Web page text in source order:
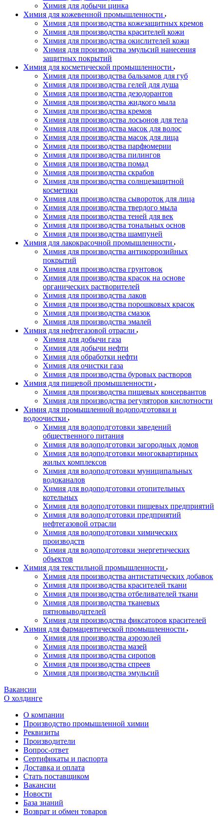
Химия для добычи цинка
Химия для кожевенной промышленности
Химия для производства кожезащитных кремов
Химия для производства красителей кожи
Химия для производства окислителей кожи
Химия для производства эмульсий нанесения
защитных покрытий
Химия для косметической промышленности
Химия для производства бальзамов для губ
Химия для производства гелей для душа
Химия для производства дезодорантов
Химия для производства жидкого мыла
Химия для производства кремов
Химия для производства лосьонов для тела
Химия для производства масок для волос
Химия для производства масок для лица
Химия для производства парфюмерии
Химия для производства пилингов
Химия для производства помад
Химия для производства скрабов
Химия для производства солнцезащитной
косметики
Химия для производства сывороток для лица
Химия для производства твердого мыла
Химия для производства теней для век
Химия для производства тональных основ
Химия для производства шампуней
Химия для лакокрасочной промышленности
Химия для производства антикоррозийных
покрытий
Химия для производства грунтовок
Химия для производства красок на основе
органических растворителей
Химия для производства лаков
Химия для производства порошковых красок
Химия для производства смазок
Химия для производства эмалей
Химия для нефтегазовой отрасли
Химия для добычи газа
Химия для добычи нефти
Химия для обработки нефти
Химия для очистки газа
Химия для производства буровых растворов
Химия для пищевой промышленности
Химия для производства пищевых консервантов
Химия для производства регуляторов кислотности
Химия для промышленной водоподготовки и
водоочистки
Химия для водоподготовки заведений
общественного питания
Химия для водоподготовки загородных домов
Химия для водоподготовки многоквартирных
жилых комплексов
Химия для водоподготовки муниципальных
водоканалов
Химия для водоподготовки отопительных
котельных
Химия для водоподготовки пищевых предприятий
Химия для водоподготовки предприятий
нефтегазовой отрасли
Химия для водоподготовки химических
производств
Химия для водоподготовки энергетических
объектов
Химия для текстильной промышленности
Химия для производства антистатических добавок
Химия для производства красителей ткани
Химия для производства отбеливателей ткани
Химия для производства тканевых
пятновыводителей
Химия для производства фиксаторов красителей
Химия для фармацевтической промышленности
Химия для производства аэрозолей
Химия для производства мазей
Химия для производства сиропов
Химия для производства спреев
Химия для производства эмульсий
Вакансии
О холдинге
О компании
Производство промышленной химии
Реквизиты
Производители
Вопрос-ответ
Сертификаты и паспорта
Доставка и оплата
Стать поставщиком
Вакансии
Новости
База знаний
Возврат и обмен товаров